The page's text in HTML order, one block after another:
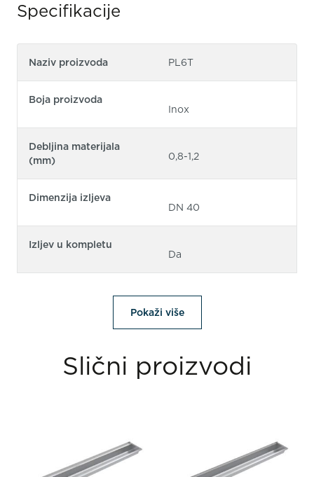
Specifikacije
Naziv proizvoda PL6T
Boja proizvoda
Inox
Debljina materijala
(mm)
0,8-1,2
Dimenzija izljeva
DN 40
Izljev u kompletu
Da
Pokaži više
Slični proizvodi